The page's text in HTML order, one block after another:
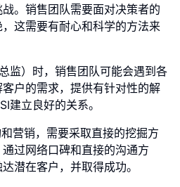
。销售团队需要面对决策者的
这需要有耐心和科学的方法来
监）时，销售团队可能会遇到各
户的需求，提供有针对性的解
建立良好的关系。
营销，需要采取直接的挖掘方
过网络口碑和直接的沟通方
潜在客户，并取得成功。